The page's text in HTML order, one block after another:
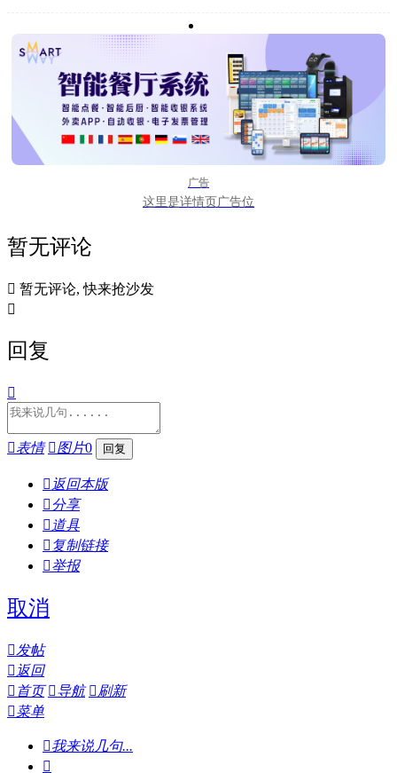
广告
这里是详情页广告位
暂无评论
 暂无评论, 快来抢沙发

回复

表情 图片0
 返回本版
分享
 道具
 复制链接
举报
取消
发帖
 返回
 首页 导航 刷新
菜单
我来说几句...
